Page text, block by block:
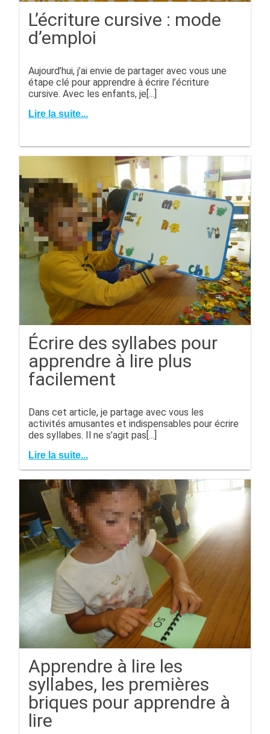
L’écriture cursive : mode
d’emploi
Aujourd’hui, j’ai envie de partager avec vous une
étape clé pour apprendre à écrire l’écriture
cursive. Avec les enfants, je[...]
Lire la suite...
Écrire des syllabes pour
apprendre à lire plus
facilement
Dans cet article, je partage avec vous les
activités amusantes et indispensables pour écrire
des syllabes. Il ne s’agit pas[...]
Lire la suite...
Apprendre à lire les
syllabes, les premières
briques pour apprendre à
lire